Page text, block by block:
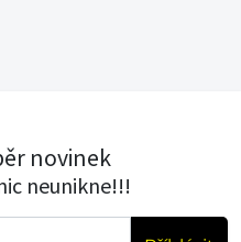
novinek
neunikne!!!